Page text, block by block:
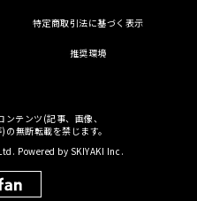
特定商取引法に基づく表示
推奨環境
テンツ(記事、画像、
無断転載を禁じます。
Powered by SKIYAKI Inc.